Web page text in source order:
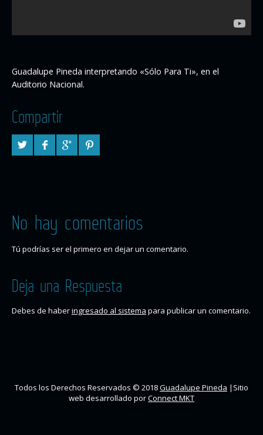
Guadalupe Pineda interpretando «Sólo Para Ti», en el
Auditorio Nacional.
Compartir
No hay comentarios
Tú podrías ser el primero en dejar un comentario.
Deja una Respuesta
Debes de haberingresado al sistema para publicar un comentario.
Todos los Derechos Reservados © 2018Guadalupe Pineda |Sitio
web desarrollado porConnect MKT